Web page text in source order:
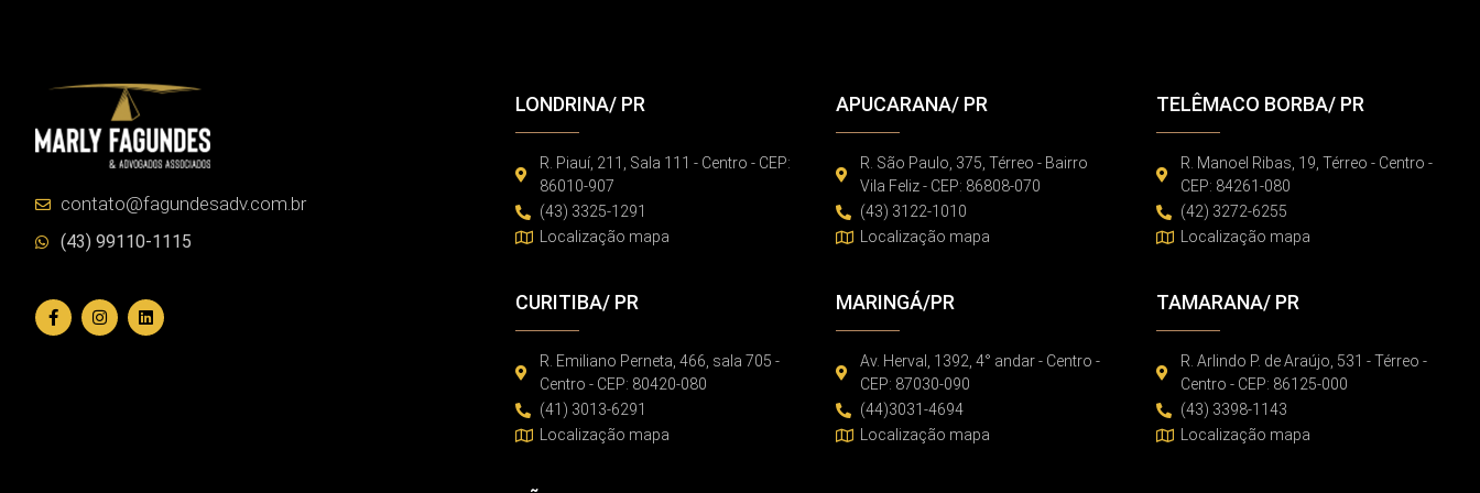
contato@fagundesadv.com.br
(43) 99110-1115
LONDRINA/ PR
R. Piauí, 211, Sala 111 - Centro - CEP:
86010-907
(43) 3325-1291
Localização mapa
CURITIBA/ PR
R. Emiliano Perneta, 466, sala 705 -
Centro - CEP: 80420-080
(41) 3013-6291
Localização mapa
APUCARANA/ PR
R. São Paulo, 375, Térreo - Bairro
Vila Feliz - CEP: 86808-070
(43) 3122-1010
Localização mapa
MARINGÁ/PR
Av. Herval, 1392, 4° andar - Centro -
CEP: 87030-090
(44)3031-4694
Localização mapa
TELÊMACO BORBA/ PR
R. Manoel Ribas, 19, Térreo - Centro -
CEP: 84261-080
(42) 3272-6255
Localização mapa
TAMARANA/ PR
R. Arlindo P. de Araújo, 531 - Térreo -
Centro - CEP: 86125-000
(43) 3398-1143
Localização mapa